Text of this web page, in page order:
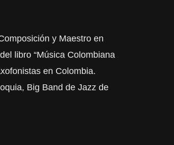
y Maestro en
libro “Música Colombiana
en Colombia.
Big Band de Jazz de